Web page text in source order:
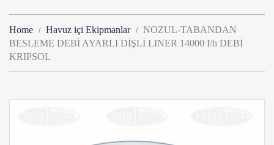
Home Havuz içi Ekipmanlar
NOZUL-TABANDAN
BESLEME DEBİ AYARLI DİŞLİ LINER 14000 I/h DEBİ
KRIPSOL